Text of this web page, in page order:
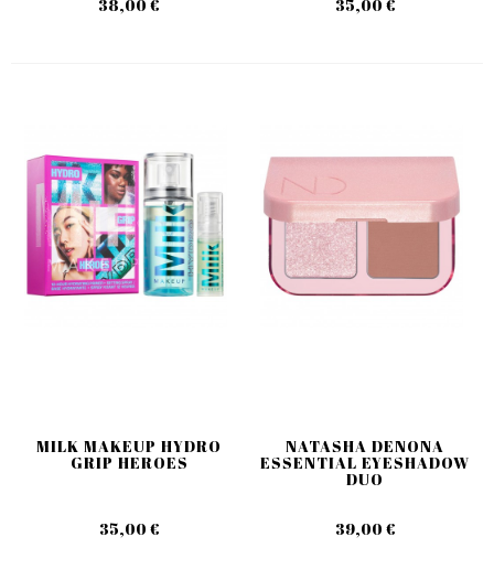
38,00 € 35,00 €
MILK MAKEUP HYDRO
GRIP HEROES
35,00 €
NATASHA DENONA
ESSENTIAL EYESHADOW
DUO
39,00 €